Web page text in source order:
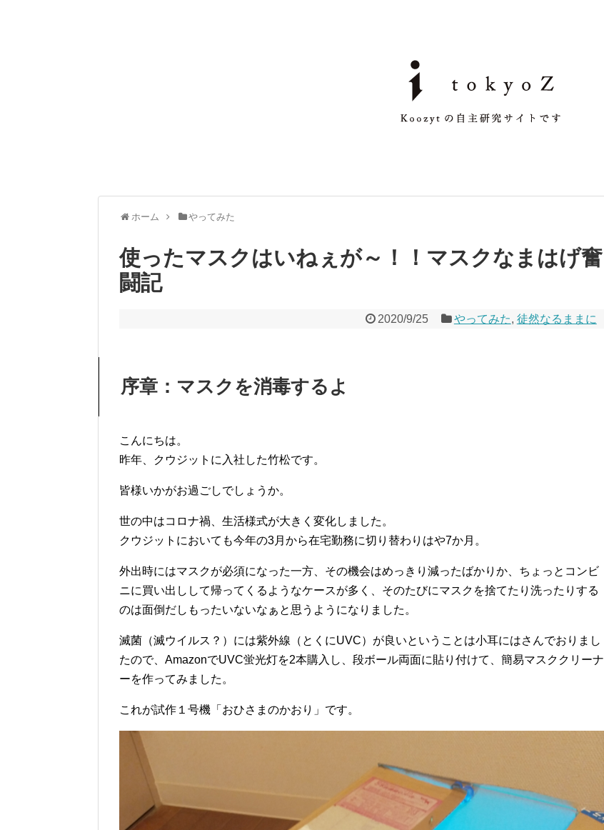
ホーム やってみた
使ったマスクはいねぇが～！！マスクなまはげ奮
闘記
2020/9/25 やってみた, 徒然なるままに
序章：マスクを消毒するよ
こんにちは。
昨年、クウジットに入社した竹松です。
皆様いかがお過ごしでしょうか。
世の中はコロナ禍、生活様式が大きく変化しました。
クウジットにおいても今年の3月から在宅勤務に切り替わりはや7か月。
外出時にはマスクが必須になった一方、その機会はめっきり減ったばかりか、ちょっとコンビ
ニに買い出しして帰ってくるようなケースが多く、そのたびにマスクを捨てたり洗ったりする
のは面倒だしもったいないなぁと思うようになりました。
滅菌（滅ウイルス？）には紫外線（とくにUVC）が良いということは小耳にはさんでおりまし
たので、AmazonでUVC蛍光灯を2本購入し、段ボール両面に貼り付けて、簡易マスククリーナ
ーを作ってみました。
これが試作１号機「おひさまのかおり」です。